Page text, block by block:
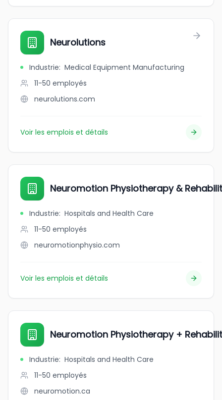
Neurolutions
Industrie: Medical Equipment Manufacturing
11-50 employés
neurolutions.com
Voir les emplois et détails
Neuromotion Physiotherapy &
Industrie: Hospitals and Health Care
11-50 employés
neuromotionphysio.com
Voir les emplois et détails
Neuromotion Physiotherapy +
Industrie: Hospitals and Health Care
11-50 employés
neuromotion.ca